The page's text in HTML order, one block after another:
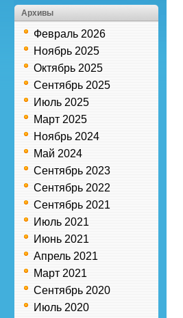
Архивы
Февраль 2026
Ноябрь 2025
Октябрь 2025
Сентябрь 2025
Июль 2025
Март 2025
Ноябрь 2024
Май 2024
Сентябрь 2023
Сентябрь 2022
Сентябрь 2021
Июль 2021
Июнь 2021
Апрель 2021
Март 2021
Сентябрь 2020
Июль 2020